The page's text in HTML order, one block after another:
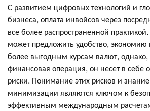
С развитием цифровых технологий и
бизнеса, оплата инвойсов через
все более распространенной
может предложить удобство, экономию
более выгодным курсам валют,
финансовая операция, он несет в себе
риски. Понимание этих рисков и
минимизации являются ключом к
эффективным международным